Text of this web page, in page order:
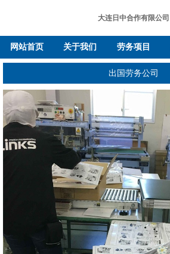
大连日中合作有限公司
网站首页 关于我们 劳务项目
出国劳务公司